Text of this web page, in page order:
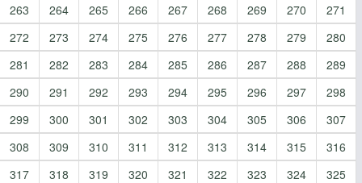
263
264 265 266 267 268 269 270
271
272
273 274 275 276 277 278 279
280
281
282 283 284 285 286 287 288
289
290
291 292 293 294 295 296 297
298
299
300 301 302 303 304 305 306
307
308
309 310 311 312 313 314 315
316
317
318 319 320 321 322 323 324
325